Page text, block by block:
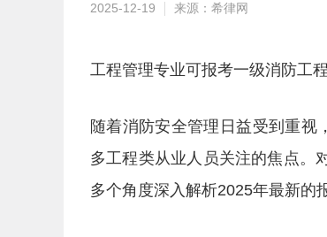
2025-12-19 来源：希律网
工程管理专业可报考一级消防工
随着消防安全管理日益受到重视
多工程类从业人员关注的焦点。
多个角度深入解析2025年最新的